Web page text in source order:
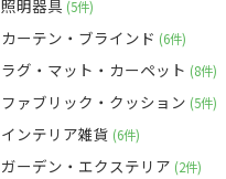
照明器具 5件
カーテン・ブラインド 6件
ラグ・マット・カーペット 8件
ファブリック・クッション 5件
インテリア雑貨 6件
ガーデン・エクステリア 2件